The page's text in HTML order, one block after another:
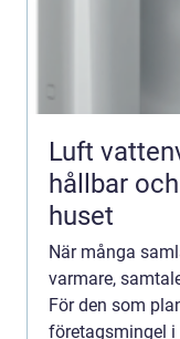
Luft
hållbar
huset
När många
varmare,
För den som
företagsmingel